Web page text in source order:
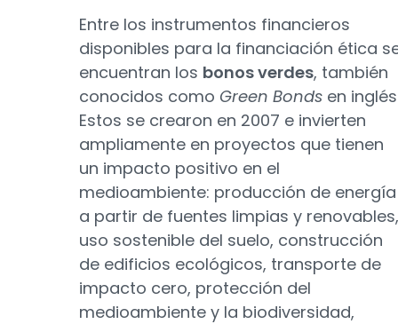
Entre los instrumentos financieros
disponibles para la financiación ética
encuentran los bonos verdes, también
conocidos como Green Bonds en
Estos se crearon en 2007 e invierten
ampliamente en proyectos que tienen
un impacto positivo en el
medioambiente: producción de energía
a partir de fuentes limpias y renovables,
uso sostenible del suelo, construcción
de edificios ecológicos, transporte de
impacto cero, protección del
medioambiente y la biodiversidad,